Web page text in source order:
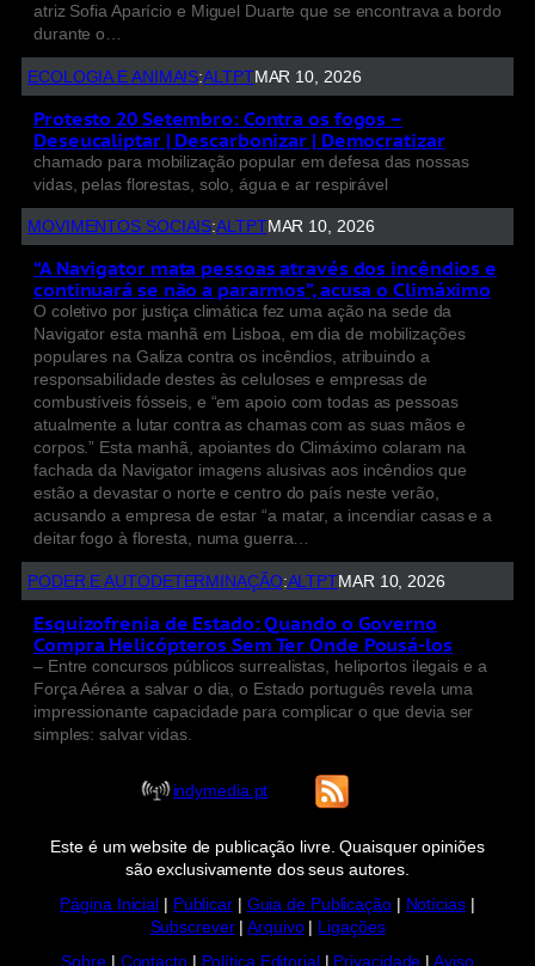
atriz Sofia Aparício e Miguel Duarte que se encontrava a bordo
durante o…
ECOLOGIA E ANIMAIS:ALTPTMAR 10, 2026
Protesto 20 Setembro: Contra os fogos –
Deseucaliptar | Descarbonizar | Democratizar
chamado para mobilização popular em defesa das nossas
vidas, pelas florestas, solo, água e ar respirável
MOVIMENTOS SOCIAIS:ALTPTMAR 10, 2026
“A Navigator mata pessoas através dos incêndios e
continuará se não a pararmos”, acusa o Climáximo
O coletivo por justiça climática fez uma ação na sede da
Navigator esta manhã em Lisboa, em dia de mobilizações
populares na Galiza contra os incêndios, atribuindo a
responsabilidade destes às celuloses e empresas de
combustíveis fósseis, e “em apoio com todas as pessoas
atualmente a lutar contra as chamas com as suas mãos e
corpos.” Esta manhã, apoiantes do Climáximo colaram na
fachada da Navigator imagens alusivas aos incêndios que
estão a devastar o norte e centro do país neste verão,
acusando a empresa de estar “a matar, a incendiar casas e a
deitar fogo à floresta, numa guerra…
PODER E AUTODETERMINAÇÃO:ALTPTMAR 10, 2026
Esquizofrenia de Estado: Quando o Governo
Compra Helicópteros Sem Ter Onde Pousá-los
– Entre concursos públicos surrealistas, heliportos ilegais e a
Força Aérea a salvar o dia, o Estado português revela uma
impressionante capacidade para complicar o que devia ser
simples: salvar vidas.
indymedia.pt
Este é um website de publicação livre. Quaisquer opiniões
são exclusivamente dos seus autores.
Página Inicial
Publicar| Guia de Publicação| Notícias|
Subscrever|Arquivo|
Ligações
Sobre| Contacto| Política Editorial Privacidade |Aviso